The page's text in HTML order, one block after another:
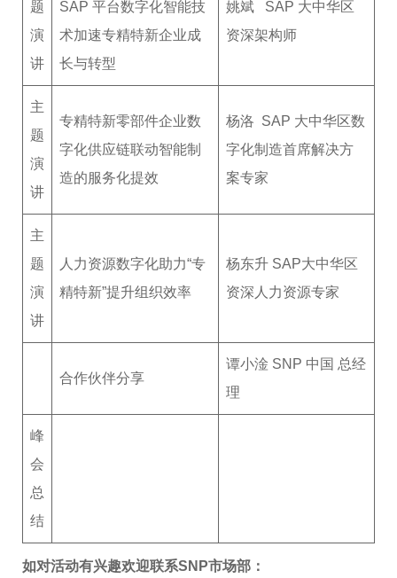
题
演
讲
SAP 平台数字化智能技
术加速专精特新企业成
长与转型
姚斌 SAP 大中华区
资深架构师
主
题
演
讲
专精特新零部件企业数
字化供应链联动智能制
造的服务化提效
杨洛 SAP 大中华区数
字化制造首席解决方
案专家
主
题
演
讲
人力资源数字化助力“专
精特新”提升组织效率
杨东升 SAP大中华区
资深人力资源专家
合作伙伴分享
谭小淦 SNP 中国 总经
理
峰
会
总
结
如对活动有兴趣欢迎联系SNP市场部：